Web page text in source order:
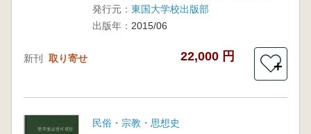
発行元： 東国大学校出版部
出版年： 2015/06
新刊 取り寄せ 22,000 円
＋
民俗・宗教・思想史